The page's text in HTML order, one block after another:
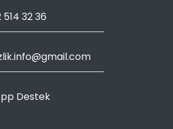
32 36
Destek